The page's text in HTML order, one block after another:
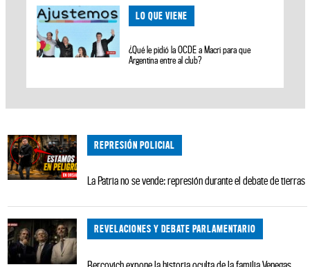
LO QUE VIENE
¿Qué le pidió la OCDE a Macri para que
Argentina entre al club?
REPRESIÓN POLICIAL
La Patria no se vende: represión durante el debate de tierras
REVELACIONES Y DEBATE PARLAMENTARIO